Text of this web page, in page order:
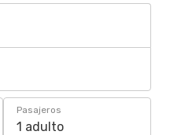
Pasajeros
1 adulto